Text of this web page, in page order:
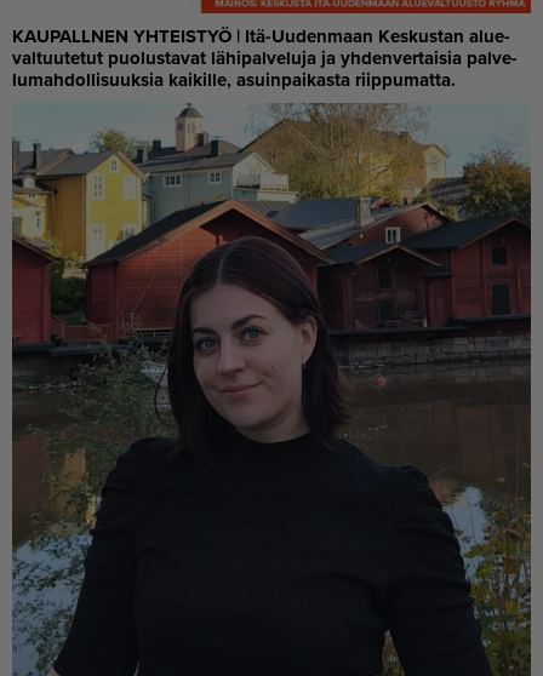
KAU­PAL­L­NEN YH­TEIS­TYÖ | Itä-Uu­den­maan Kes­kus­tan alu­e­
val­tuu­te­tut puo­lus­ta­vat lä­hi­pal­ve­lu­ja ja yh­den­ver­tai­sia pal­ve­
lu­mah­dol­li­suuk­sia kai­kil­le, asuin­pai­kas­ta riip­pu­mat­ta.